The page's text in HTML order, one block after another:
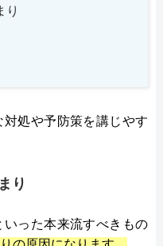
り
処や予防策を講じやす
り
いった本来流すべきもの